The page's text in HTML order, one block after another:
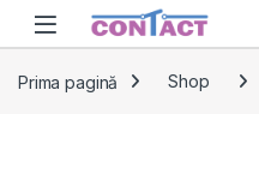
Skip to navigation
Skip to content
Prima pagină Shop